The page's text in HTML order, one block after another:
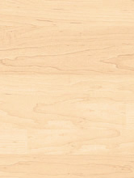
由羅東博愛醫院新生
兒科及兒童加護病房
主任——吳淑娟醫師
依據幼兒發展指標參
與規劃，並附上實用
的「家長手冊」，教
閱讀」與孩子互動。
情緒發展，都能在日
常共讀中自然發生，
說，重現達悟族生活
方式、神話與禁忌。
3. 彩色附錄〈飛魚的
故鄉—蘭嶼〉，文字
與照片知識豐富趣
味，深受喜愛。 4. 喚
教育融入閱讀，培養
學生知海、親海、愛
海與探險精神。 5. 主
題關鍵字：蘭嶼、達
悟族、拼版舟、海洋
他動物不同意，左思
右想後，大麥町醫生
接療法」醫術讓長頸
鹿同時有長脖子和短
還是法術啊！ 病患
003〈變色龍〉 變色
龍不變色，事情嚴重
了！大麥町醫生不僅
要找出病因，還讓他
學會一項特殊技能，